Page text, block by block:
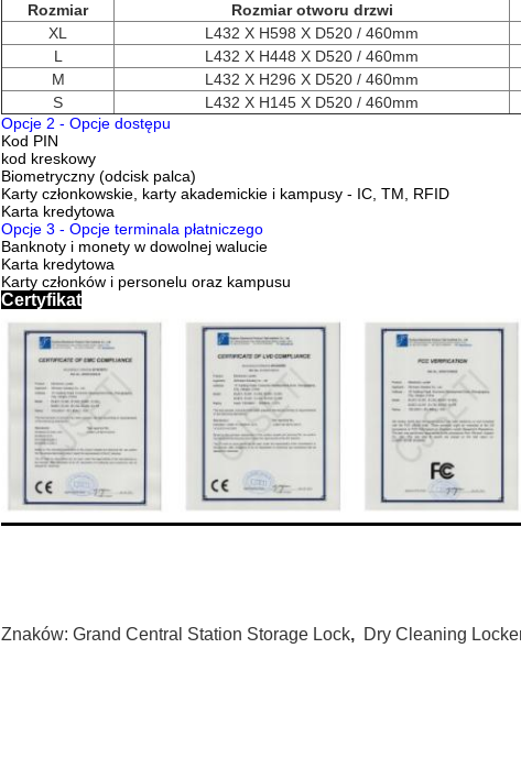
Rozmiar
Rozmiar otworu drzwi
XL
L432 X H598 X D520 / 460mm
L
L432 X H448 X D520 / 460mm
M
L432 X H296 X D520 / 460mm
S
L432 X H145 X D520 / 460mm
Opcje 2 - Opcje dostępu
Kod PIN
kod kreskowy
Biometryczny (odcisk palca)
Karty członkowskie, karty akademickie i kampusy - IC, TM, RFID
Karta kredytowa
Opcje 3 - Opcje terminala płatniczego
Banknoty i monety w dowolnej walucie
Karta kredytowa
Karty członków i personelu oraz kampusu
Certyfikat
Znaków: Grand Central Station Storage Lock, Dry Cleaning